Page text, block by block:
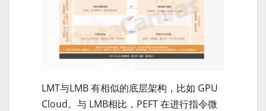
LMT与LMB 有相似的底层架构，比如 GPU
Cloud。与 LMB相比，PEFT 在进行指令微